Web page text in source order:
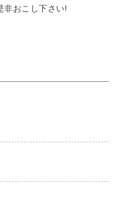
非おこし下さい!